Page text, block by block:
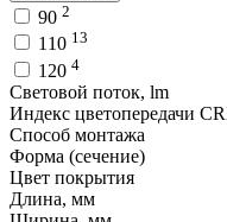
90 2
110 13
120 4
Световой поток, lm
Индекс цветопередачи
Способ монтажа
Форма (сечение)
Цвет покрытия
Длина, мм